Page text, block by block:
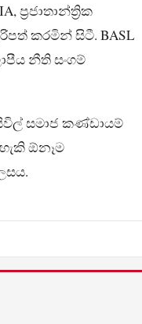
ප්‍රජාතාන්ත්‍රික
කරමින් සිටී. BASL
නීති සංගම්
සමාජ කණ්ඩායම්
ඕනෑම